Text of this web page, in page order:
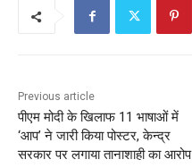
Previous article
पीएम मोदी के खिलाफ 11 भाषाओं में
‘आप’ ने जारी किया पोस्टर, केन्द्र
सरकार पर लगाया तानाशाही का आरोप